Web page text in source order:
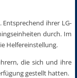
ihrer LG-
durch. Im
Helfereinstellung.
die sich und ihre
gestellt hatten.